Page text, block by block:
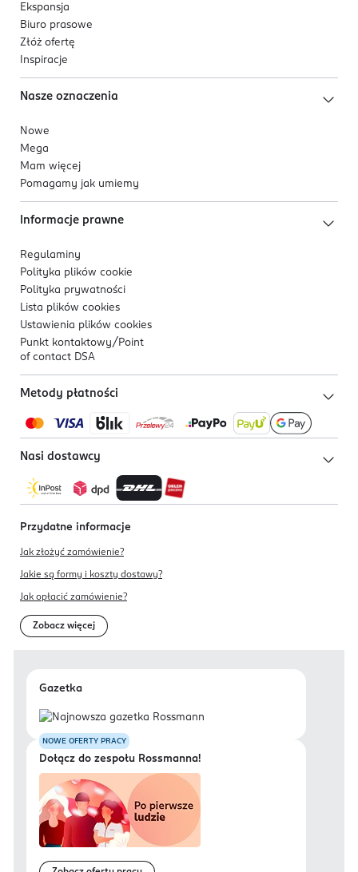
Ekspansja
Biuro prasowe
Złóż ofertę
Inspiracje
Nasze oznaczenia
Nowe
Mega
Mam więcej
Pomagamy jak umiemy
Informacje prawne
Regulaminy
Polityka plików cookie
Polityka prywatności
Lista plików cookies
Ustawienia plików cookies
Punkt kontaktowy/ Point
of contact DSA
Metody płatności
Nasi dostawcy
Przydatne informacje
Jak złożyć zamówienie?
Jakie są formy i koszty dostawy?
Jak opłacić zamówienie?
Zobacz więcej
Gazetka
NOWE OFERTY PRACY
Dołącz do zespołu Rossmanna!